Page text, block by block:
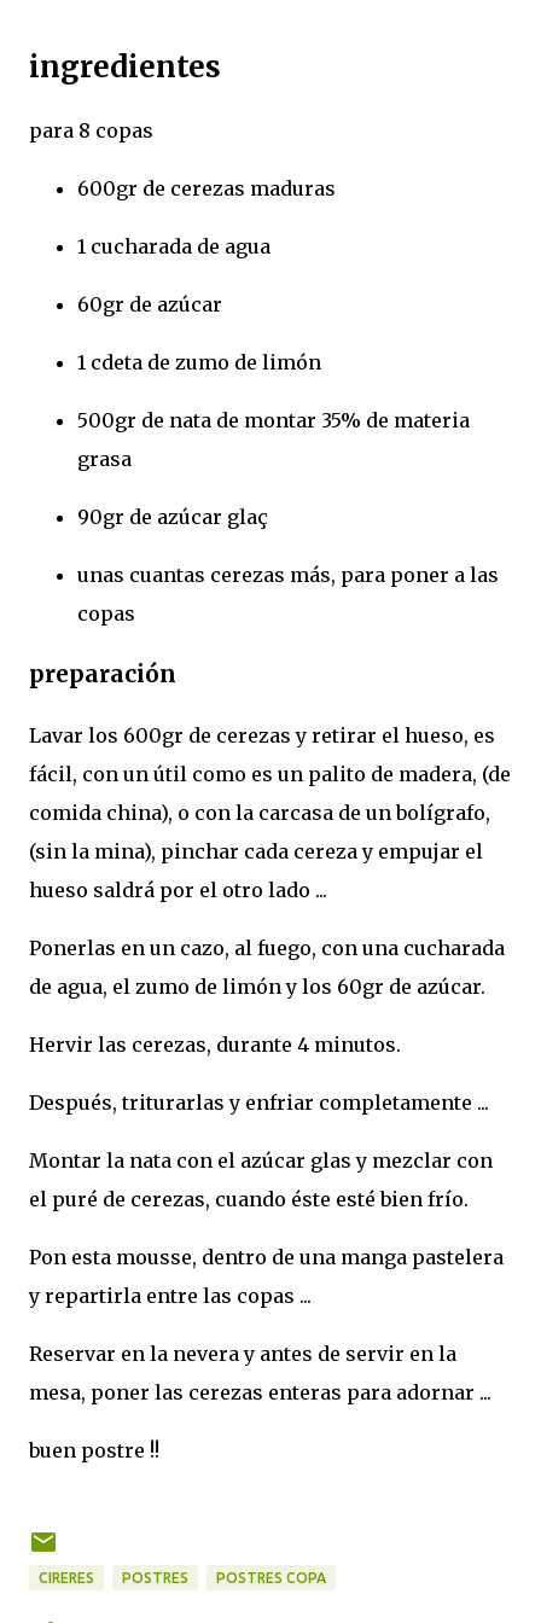
ingredientes
para 8 copas
600gr de cerezas maduras
1 cucharada de agua
60gr de azúcar
1 cdeta de zumo de limón
500gr de nata de montar 35% de materia
grasa
90gr de azúcar glaç
unas cuantas cerezas más, para poner a las
copas
preparación
Lavar los 600gr de cerezas y retirar el hueso, es
fácil, con un útil como es un palito de madera, (de
comida china), o con la carcasa de un bolígrafo,
(sin la mina), pinchar cada cereza y empujar el
hueso saldrá por el otro lado ...
Ponerlas en un cazo, al fuego, con una cucharada
de agua, el zumo de limón y los 60gr de azúcar.
Hervir las cerezas, durante 4 minutos.
Después, triturarlas y enfriar completamente ...
Montar la nata con el azúcar glas y mezclar con
el puré de cerezas, cuando éste esté bien frío.
Pon esta mousse, dentro de una manga pastelera
y repartirla entre las copas ...
Reservar en la nevera y antes de servir en la
mesa, poner las cerezas enteras para adornar ...
buen postre !!
CIRERES POSTRES POSTRES COPA